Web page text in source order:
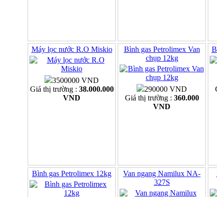
Máy lọc nước R.O Miskio
3500000 VND
Giá thị trường : 38.000.000
VND
Bình gas Petrolimex Van
chụp 12kg
290000 VND
Giá thị trường : 360.000
VND
Bình gas Petrolimex 12kg
Van ngang Namilux NA-
327S